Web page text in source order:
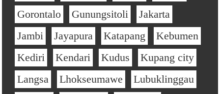
Gorontalo
Gunungsitoli
Jakarta
Jambi
Jayapura Katapang
Kebumen
Kediri
Kendari Kudus
Kupang city
Langsa
Lhokseumawe
Lubuklinggau